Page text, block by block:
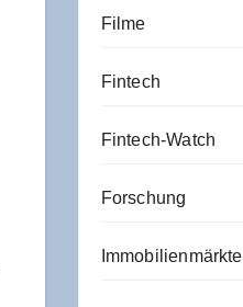
Filme
Fintech
Fintech-Watch
Forschung
Immobilienmärkte